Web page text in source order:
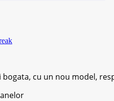
cu un nou model,